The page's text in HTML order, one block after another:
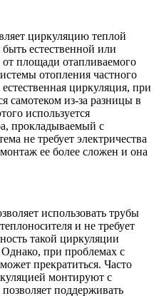
циркуляцию теплой
естественной или
площади отапливаемого
отопления частного
циркуляция, при
самотеком из-за разницы в
используется
прокладываемый с
не требует электричества
ее более сложен и она
использовать трубы
и не требует
такой циркуляции
при проблемах с
прекратиться. Часто
монтируют с
поддерживать